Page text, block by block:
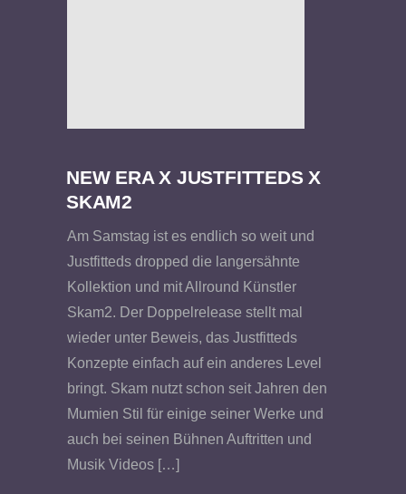
NEW ERA X JUSTFITTEDS X
SKAM2
Am Samstag ist es endlich so weit und
Justfitteds dropped die langersähnte
Kollektion und mit Allround Künstler
Skam2. Der Doppelrelease stellt mal
wieder unter Beweis, das Justfitteds
Konzepte einfach auf ein anderes Level
bringt. Skam nutzt schon seit Jahren den
Mumien Stil für einige seiner Werke und
auch bei seinen Bühnen Auftritten und
Musik Videos […]